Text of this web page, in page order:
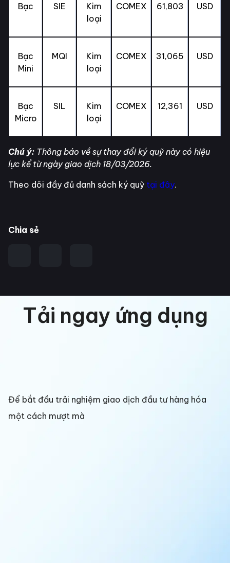
Bạc SIE
Kim
loại
COMEX 61,803 USD
Bạc
Mini
MQI
Kim
loại
COMEX 31,065 USD
Bạc
Micro
SIL
Kim
loại
COMEX 12,361 USD
Chú ý: Thông báo về sự thay đổi ký quỹ này có hiệu
lực kể từ ngày giao dịch 18/03/2026.
Theo dõi đầy đủ danh sách ký quỹ tại đây.
Chia sẻ
Tải ngay ứng dụng
Để bắt đầu trải nghiệm giao dịch đầu tư hàng hóa
một cách mượt mà